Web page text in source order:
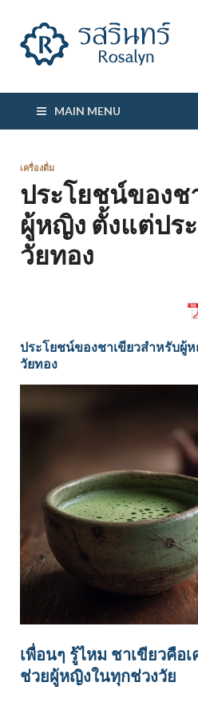
MAIN MENU
เครื่องดื่ม
ประโยชน์ของช
ผู้หญิง ตั้งแต่ปร
วัยทอง
ประโยชน์ของชาเขียวสำหรับผู้
วัยทอง
เพื่อนๆ รู้ไหม ชาเขียวคือ
ช่วยผู้หญิงในทุกช่วงวัย